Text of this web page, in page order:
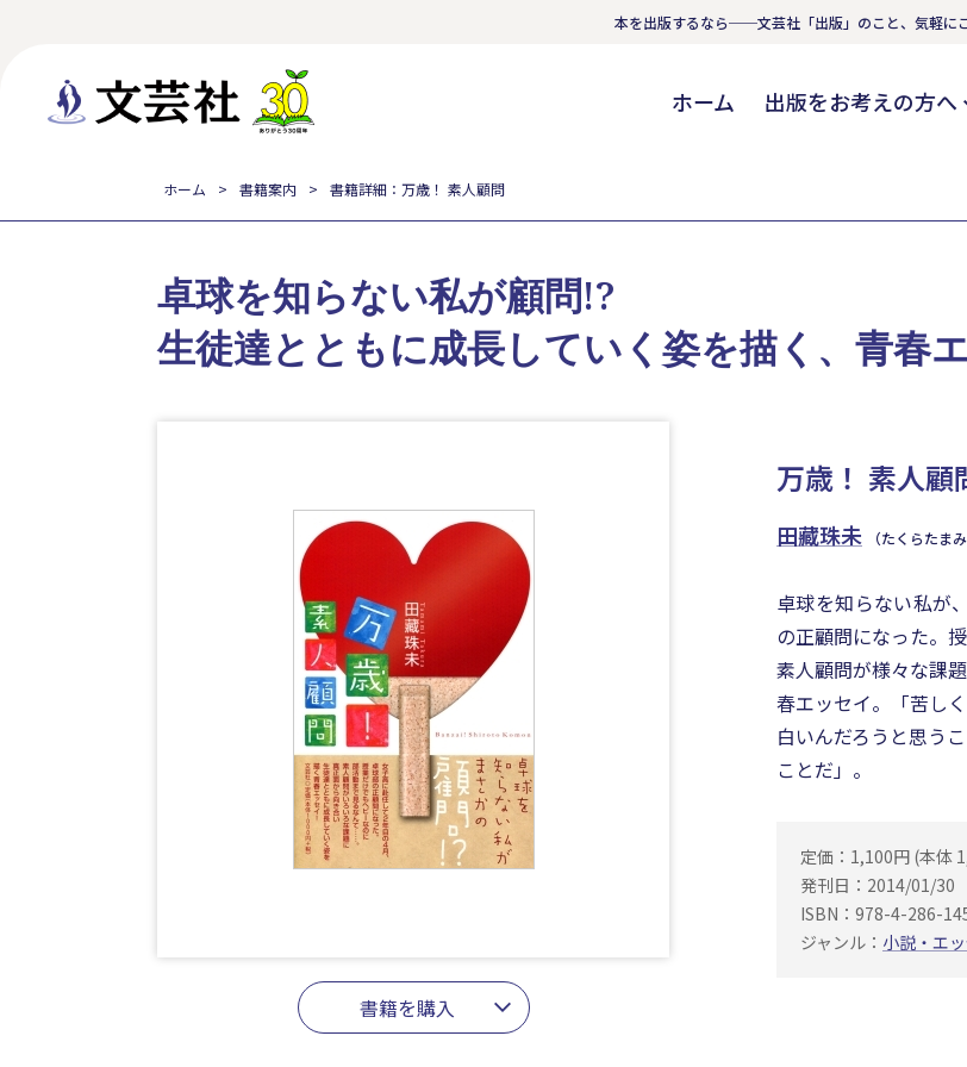
本を出版するなら──文芸社「出版」のこと、気軽にご
ホーム 出版をお考えの方へ
ホーム 書籍案内 書籍詳細：万歳！ 素人顧問
万歳！ 素人顧
田藏珠未 （たくらたまみ
書籍を購入
卓球を知らない私が顧問!?
生徒達とともに成長していく姿を描く、青春エ
卓球を知らない私が
の正顧問になった。
素人顧問が様々な課
春エッセイ。「苦し
白いんだろうと思う
ことだ」。
定価：1,100円 (本体
発刊日：2014/01/30
ISBN：978-4-286-
ジャンル： 小説・エ